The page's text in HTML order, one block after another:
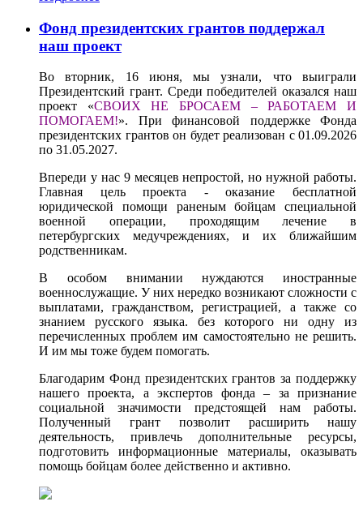
Фонд президентских грантов поддержал
наш проект
Во вторник, 16 июня, мы узнали, что выиграли
Президентский грант. Среди победителей оказался наш
проект «СВОИХ НЕ БРОСАЕМ – РАБОТАЕМ И
ПОМОГАЕМ!». При финансовой поддержке Фонда
президентских грантов он будет реализован с 01.09.2026
по 31.05.2027.
Впереди у нас 9 месяцев непростой, но нужной работы.
Главная цель проекта - оказание бесплатной
юридической помощи раненым бойцам специальной
военной операции, проходящим лечение в
петербургских медучреждениях, и их ближайшим
родственникам.
В особом внимании нуждаются иностранные
военнослужащие. У них нередко возникают сложности с
выплатами, гражданством, регистрацией, а также со
знанием русского языка. без которого ни одну из
перечисленных проблем им самостоятельно не решить.
И им мы тоже будем помогать.
Благодарим Фонд президентских грантов за поддержку
нашего проекта, а экспертов фонда – за признание
социальной значимости предстоящей нам работы.
Полученный грант позволит расширить нашу
деятельность, привлечь дополнительные ресурсы,
подготовить информационные материалы, оказывать
помощь бойцам более действенно и активно.